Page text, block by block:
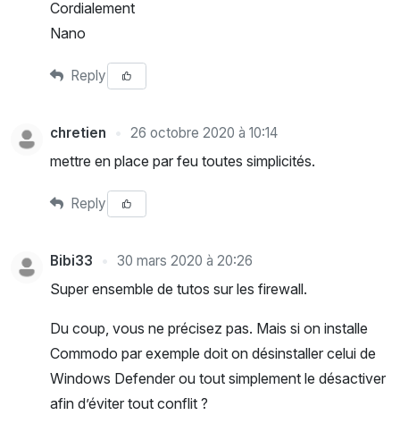
Cordialement
Nano
Reply
chretien 26 octobre 2020 à 10:14
mettre en place par feu toutes simplicités.
Reply
Bibi33 30 mars 2020 à 20:26
Super ensemble de tutos sur les firewall.
Du coup, vous ne précisez pas. Mais si on installe
Commodo par exemple doit on désinstaller celui de
Windows Defender ou tout simplement le désactiver
afin d’éviter tout conflit ?